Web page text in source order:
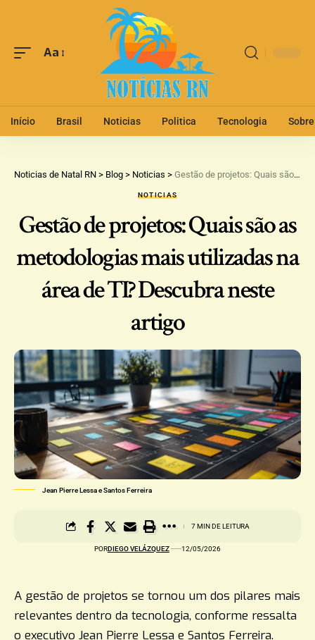
Aa
Início Brasil Noticias Politica Tecnologia
Noticias de Natal RN > Blog > Noticias > Gestão de projetos: Quais são as metodologias mais utilizadas na área de TI? Descubra neste artigo
NOTICIAS
Gestão de projetos: Quais são as
metodologias mais utilizadas na
área de TI? Descubra neste
artigo
Jean Pierre Lessa e Santos Ferreira
PORDIEGO VELÁZQUEZ 12/05/2026
7 MIN DE LEITURA
A gestão de projetos se tornou um dos pilares mais
relevantes dentro da tecnologia, conforme ressalta
o executivo Jean Pierre Lessa e Santos Ferreira.